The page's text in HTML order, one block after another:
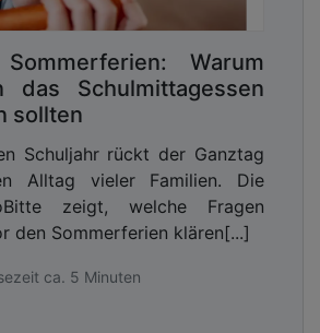
Warum
das Schulmittagessen
sollten
Schuljahr rückt der Ganztag
Alltag vieler Familien. Die
zeigt, welche Fragen
den Sommerferien klären[...]
ca. 5 Minuten